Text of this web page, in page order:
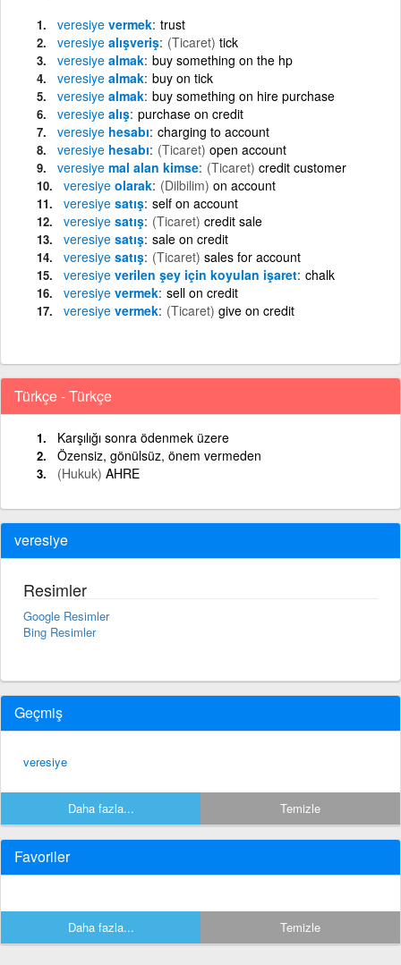
veresiye vermek trust
veresiye alışveriş (Ticaret) tick
veresiye almak buy something on the hp
veresiye almak buy on tick
veresiye almak buy something on hire purchase
veresiye alış purchase on credit
veresiye hesabı charging to account
veresiye hesabı (Ticaret) open account
veresiye mal alan kimse (Ticaret) credit customer
veresiye olarak (Dilbilim) on account
veresiye satış self on account
veresiye satış (Ticaret) credit sale
veresiye satış sale on credit
veresiye satış (Ticaret) sales for account
veresiye verilen şey için koyulan işaret chalk
veresiye vermek sell on credit
veresiye vermek (Ticaret) give on credit
Türkçe - Türkçe
Karşılığı sonra ödenmek üzere
Özensiz, gönülsüz, önem vermeden
(Hukuk) AHRE
veresiye
Resimler
Google Resimler
Bing Resimler
Geçmiş
veresiye
Daha fazla... Temizle
Favoriler
Daha fazla... Temizle